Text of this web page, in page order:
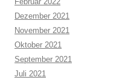
Dezember 2021
November 2021
Oktober 2021
September 2021
Juli 2021